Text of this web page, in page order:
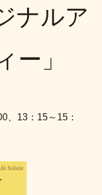
ナルア
ー」
13：15～15：